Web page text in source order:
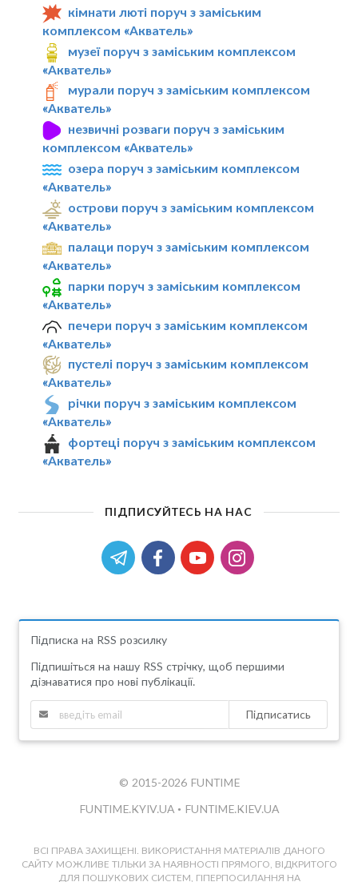
кімнати люті поруч з заміським
комплексом «Акватель»
музеї поруч з заміським комплексом
«Акватель»
мурали поруч з заміським комплексом
«Акватель»
незвичні розваги поруч з заміським
комплексом «Акватель»
озера поруч з заміським комплексом
«Акватель»
острови поруч з заміським комплексом
«Акватель»
палаци поруч з заміським комплексом
«Акватель»
парки поруч з заміським комплексом
«Акватель»
печери поруч з заміським комплексом
«Акватель»
пустелі поруч з заміським комплексом
«Акватель»
річки поруч з заміським комплексом
«Акватель»
фортеці поруч з заміським комплексом
«Акватель»
ПІДПИСУЙТЕСЬ НА НАС
Підписка на RSS розсилку
Підпишіться на нашу RSS стрічку, щоб першими
дізнаватися про нові публікації.
Підписатись
© 2015-2026 FUNTIME
FUNTIME.KYIV.UA • FUNTIME.KIEV.UA
ВСІ ПРАВА ЗАХИЩЕНІ. ВИКОРИСТАННЯ МАТЕРІАЛІВ ДАНОГО
САЙТУ МОЖЛИВЕ ТІЛЬКИ ЗА НАЯВНОСТІ ПРЯМОГО, ВІДКРИТОГО
ДЛЯ ПОШУКОВИХ СИСТЕМ, ГІПЕРПОСИЛАННЯ НА